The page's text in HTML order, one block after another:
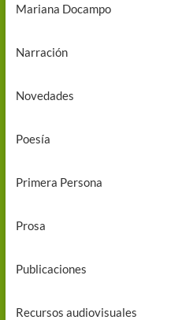
Mariana Docampo
Narración
Novedades
Poesía
Primera Persona
Prosa
Publicaciones
Recursos audiovisuales